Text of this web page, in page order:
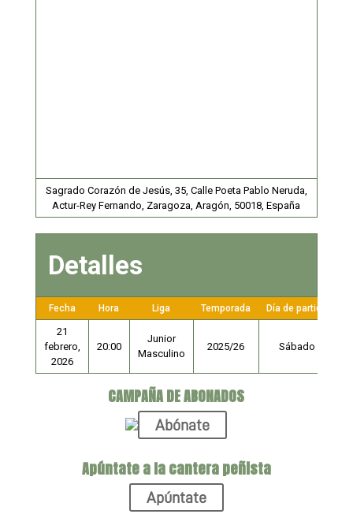
Sagrado Corazón de Jesús, 35, Calle Poeta Pablo Neruda,
Actur-Rey Fernando, Zaragoza, Aragón, 50018, España
Detalles
Fecha Hora Liga Temporada Día de partido
21
febrero,
2026
20:00
Junior
Masculino
2025/26 Sábado
CAMPAÑA DE ABONADOS
Abónate
Apúntate a la cantera peñista
Apúntate